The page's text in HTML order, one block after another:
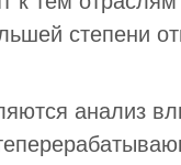
степени
анализ